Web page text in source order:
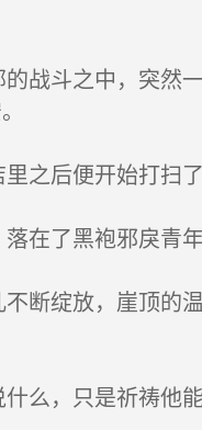
战斗之中，突然
之后便开始打扫了
在了黑袍邪戾青年
断绽放，崖顶的
么，只是祈祷他能